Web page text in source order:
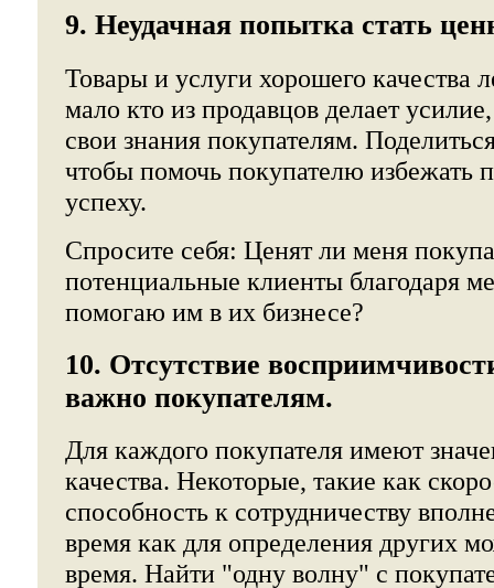
9. Неудачная попытка стать
Товары и услуги хорошего качества
мало кто из продавцов делает
свои знания покупателям.
чтобы помочь покупателю избежать
успеху.
Спросите себя: Ценят ли меня
потенциальные клиенты благодаря
помогаю им в их бизнесе?
10. Отсутствие
важно покупателям.
Для каждого покупателя имеют
качества. Некоторые, такие как
способность к сотрудничеству
время как для определения других
время. Найти "одну волну" с